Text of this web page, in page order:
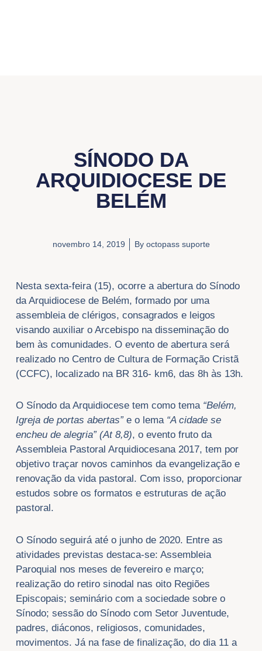
SÍNODO DA
ARQUIDIOCESE DE
BELÉM
novembro 14, 2019 Byoctopass suporte
Nesta sexta-feira (15), ocorre a abertura do Sínodo
da Arquidiocese de Belém, formado por uma
assembleia de clérigos, consagrados e leigos
visando auxiliar o Arcebispo na disseminação do
bem às comunidades. O evento de abertura será
realizado no Centro de Cultura de Formação Cristã
(CCFC), localizado na BR 316- km6, das 8h às 13h.
O Sínodo da Arquidiocese tem como tema “Belém,
Igreja de portas abertas”e o lema “A cidade se
encheu de alegria” (At 8,8), o evento fruto da
Assembleia Pastoral Arquidiocesana 2017, tem por
objetivo traçar novos caminhos da evangelização e
renovação da vida pastoral. Com isso, proporcionar
estudos sobre os formatos e estruturas de ação
pastoral.
O Sínodo seguirá até o junho de 2020. Entre as
atividades previstas destaca-se: Assembleia
Paroquial nos meses de fevereiro e março;
realização do retiro sinodal nas oito Regiões
Episcopais; seminário com a sociedade sobre o
Sínodo; sessão do Sínodo com Setor Juventude,
padres, diáconos, religiosos, comunidades,
movimentos. Já na fase de finalização, do dia 11 a